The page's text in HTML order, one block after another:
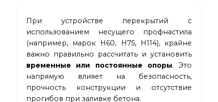
При устройстве перекрытий с
использованием несущего профнастила
(например, марок Н60, Н75, Н114), крайне
важно правильно рассчитать и установить
временные или постоянные опоры. Это
напрямую влияет на безопасность,
прочность конструкции и отсутствие
прогибов при заливке бетона.